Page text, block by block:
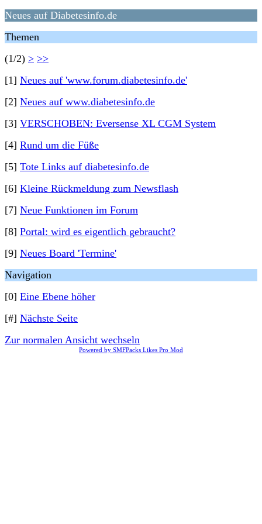
Neues auf Diabetesinfo.de
Themen
(1/2) > >>
[1] Neues auf 'www.forum.diabetesinfo.de'
[2] Neues auf www.diabetesinfo.de
[3] VERSCHOBEN: Eversense XL CGM System
[4] Rund um die Füße
[5] Tote Links auf diabetesinfo.de
[6] Kleine Rückmeldung zum Newsflash
[7] Neue Funktionen im Forum
[8] Portal: wird es eigentlich gebraucht?
[9] Neues Board 'Termine'
Navigation
[0] Eine Ebene höher
[#] Nächste Seite
Zur normalen Ansicht wechseln
Powered by SMFPacks Likes Pro Mod